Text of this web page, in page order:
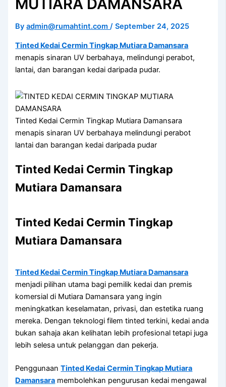
MUTIARA DAMANSARA
Byadmin@rumahtint.com/September 24, 2025
Tinted Kedai Cermin Tingkap Mutiara Damansara
menapis sinaran UV berbahaya, melindungi perabot,
lantai, dan barangan kedai daripada pudar.
Tinted Kedai Cermin Tingkap Mutiara Damansara
menapis sinaran UV berbahaya melindungi perabot
lantai dan barangan kedai daripada pudar
Tinted Kedai Cermin Tingkap
Mutiara Damansara
Tinted Kedai Cermin Tingkap
Mutiara Damansara
Tinted Kedai Cermin Tingkap Mutiara Damansara
menjadi pilihan utama bagi pemilik kedai dan premis
komersial di Mutiara Damansara yang ingin
meningkatkan keselamatan, privasi, dan estetika ruang
mereka. Dengan teknologi filem tinted terkini, kedai anda
bukan sahaja akan kelihatan lebih profesional tetapi juga
lebih selesa untuk pelanggan dan pekerja.
PenggunaanTinted Kedai Cermin Tingkap Mutiara
Damansara membolehkan pengurusan kedai mengawal